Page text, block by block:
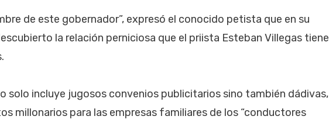
de este gobernador”, expresó el conocido petista que en su
la relación perniciosa que el priista Esteban Villegas tiene
solo incluye jugosos convenios publicitarios sino también dádivas,
millonarios para las empresas familiares de los “conductores